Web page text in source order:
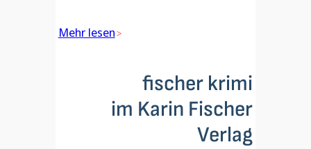
Mehr lesen
fischer krimi
im Karin Fischer
Verlag